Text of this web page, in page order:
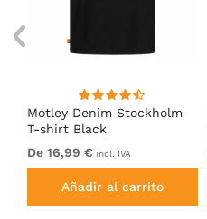
Motley Denim Stockholm
T-shirt Black
De 16,99 € incl. IVA
Añadir al carrito